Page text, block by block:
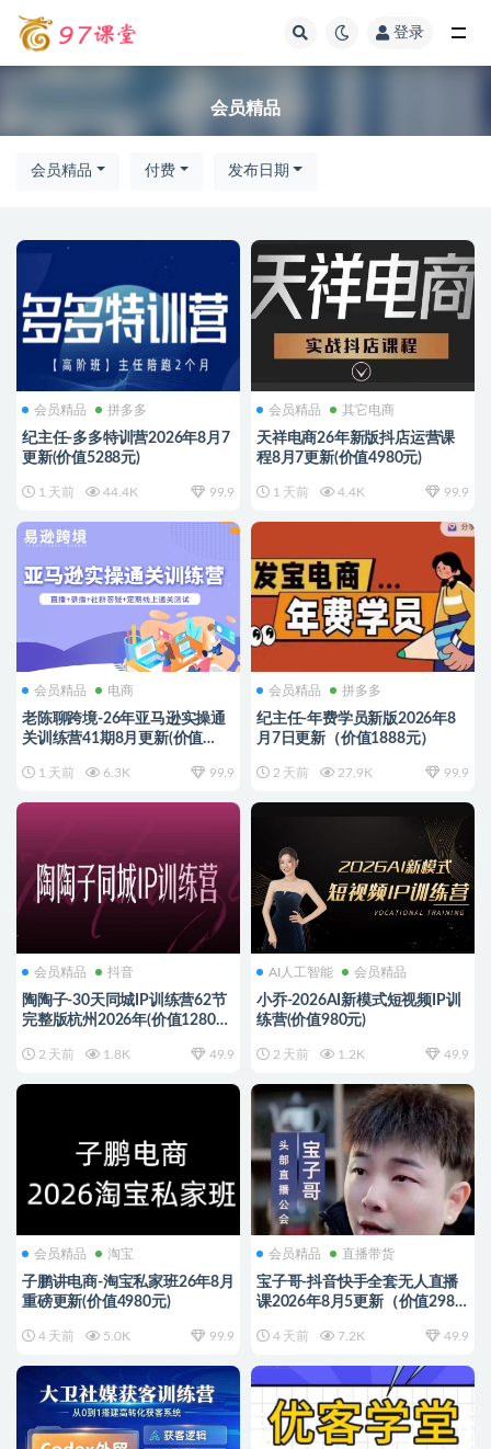
登录
会员精品
会员精品 付费 发布日期
会员精品 拼多多
纪主任-多多特训营2026年8月7
更新(价值5288元)
1 天前 44.4K 99.9
会员精品 其它电商
天祥电商26年新版抖店运营课
程8月7更新(价值4980元)
1 天前 4.4K 99.9
会员精品 电商
老陈聊跨境-26年亚马逊实操通
关训练营41期8月更新(价值
1 天前 6.3K 99.9
会员精品 拼多多
纪主任-年费学员新版2026年8
月7日更新（价值1888元）
2 天前 27.9K 99.9
会员精品 抖音
陶陶子-30天同城IP训练营62节
完整版杭州2026年(价值12800
2 天前 1.8K 49.9
AI人工智能 会员精品
小乔-2026AI新模式短视频IP训
练营(价值980元)
2 天前 1.2K 49.9
会员精品 淘宝
子鹏讲电商-淘宝私家班26年8月
重磅更新(价值4980元)
4 天前 5.0K 99.9
会员精品 直播带货
宝子哥-抖音快手全套无人直播
课2026年8月5更新（价值2980
4 天前 7.2K 49.9